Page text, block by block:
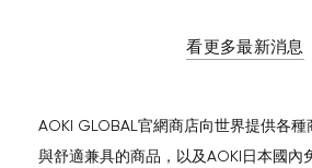
看更多最新消息
AOKI GLOBAL官網商店向世界提供各種
與舒適兼具的商品，以及AOKI日本國內